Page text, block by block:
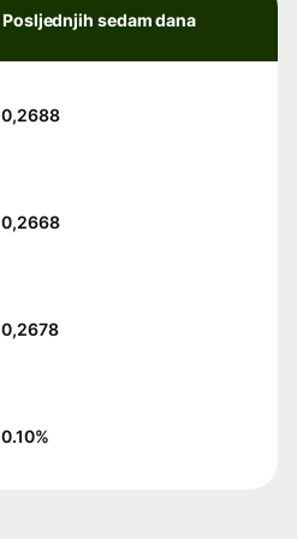
Posljednjih sedam dana
0,2688
0,2668
0,2678
0.10%